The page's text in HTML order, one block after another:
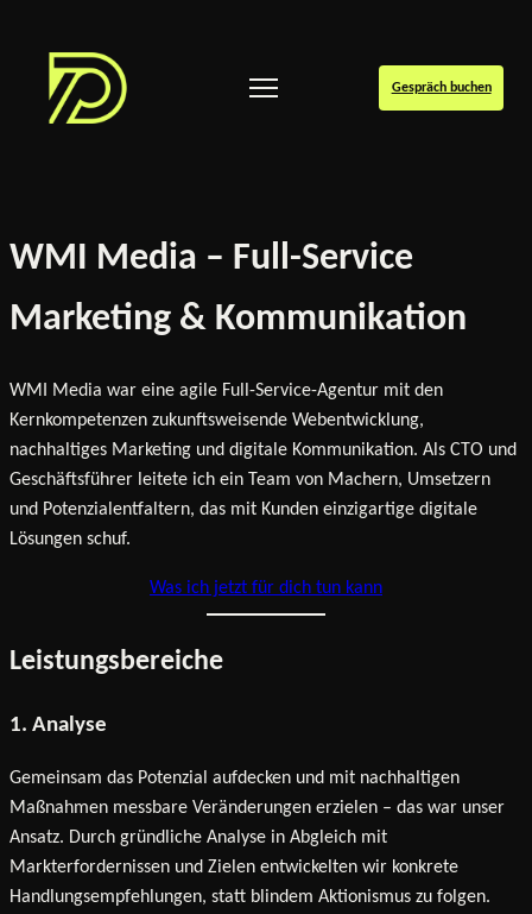
Gespräch buchen
WMI Media – Full-Service
Marketing & Kommunikation
WMI Media war eine agile Full-Service-Agentur mit den
Kernkompetenzen zukunftsweisende Webentwicklung,
nachhaltiges Marketing und digitale Kommunikation. Als CTO und
Geschäftsführer leitete ich ein Team von Machern, Umsetzern
und Potenzialentfaltern, das mit Kunden einzigartige digitale
Lösungen schuf.
Was ich jetzt für dich tun kann
Leistungsbereiche
1. Analyse
Gemeinsam das Potenzial aufdecken und mit nachhaltigen
Maßnahmen messbare Veränderungen erzielen – das war unser
Ansatz. Durch gründliche Analyse in Abgleich mit
Markterfordernissen und Zielen entwickelten wir konkrete
Handlungsempfehlungen, statt blindem Aktionismus zu folgen.